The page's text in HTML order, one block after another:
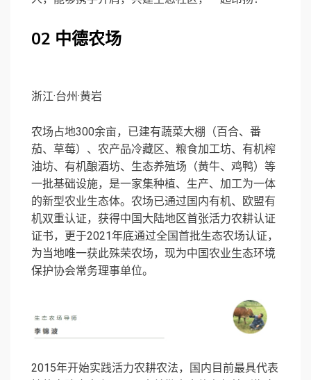
02 中德农场
浙江·台州·黄岩
农场占地300余亩，已建有蔬菜大棚（百合、番
茄、草莓）、农产品冷藏区、粮食加工坊、有机榨
油坊、有机酿酒坊、生态养殖场（黄牛、鸡鸭）等
一批基础设施，是一家集种植、生产、加工为一体
的新型农业生态体。农场已通过国内有机、欧盟有
机双重认证，获得中国大陆地区首张活力农耕认证
证书，更于2021年底通过全国首批生态农场认证，
为当地唯一获此殊荣农场，现为中国农业生态环境
保护协会常务理事单位。
2015年开始实践活力农耕农法，国内目前最具代表